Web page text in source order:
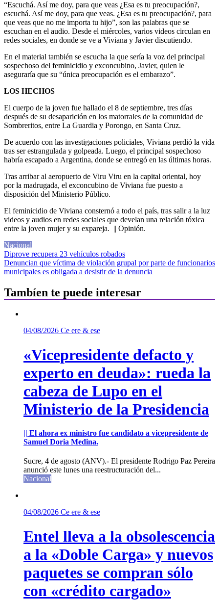
“Escuchá. Así me doy, para que veas ¿Esa es tu preocupación?,
escuchá. Así me doy, para que veas. ¿Esa es tu preocupación?, para
que veas que no me importa tu hijo”, son las palabras que se
escuchan en el audio. Desde el miércoles, varios videos circulan en
redes sociales, en donde se ve a Viviana y Javier discutiendo.
En el material también se escucha la que sería la voz del principal
sospechoso del feminicidio y exconcubino, Javier, quien le
aseguraría que su “única preocupación es el embarazo”.
LOS HECHOS
El cuerpo de la joven fue hallado el 8 de septiembre, tres días
después de su desaparición en los matorrales de la comunidad de
Sombreritos, entre La Guardia y Porongo, en Santa Cruz.
De acuerdo con las investigaciones policiales, Viviana perdió la vida
tras ser estrangulada y golpeada. Luego, el principal sospechoso
habría escapado a Argentina, donde se entregó en las últimas horas.
Tras arribar al aeropuerto de Viru Viru en la capital oriental, hoy
por la madrugada, el exconcubino de Viviana fue puesto a
disposición del Ministerio Público.
El feminicidio de Viviana consternó a todo el país, tras salir a la luz
videos y audios en redes sociales que develan una relación tóxica
entre la joven mujer y su expareja. || Opinión.
Nacional
Navegación
de
Diprove recupera 23 vehículos robados
Denuncian que víctima de violación grupal por parte de funcionarios
municipales es obligada a desistir de la denuncia
Tambíen te puede interesar
04/08/2026 Ce ere & ese
«Vicepresidente defacto y
experto en deuda»: rueda la
cabeza de Lupo en el
Ministerio de la Presidencia
|| El ahora ex ministro fue candidato a vicepresidente de
Samuel Doria Medina.
Sucre, 4 de agosto (ANV).- El presidente Rodrigo Paz Pereira
anunció este lunes una reestructuración del...
Nacional
04/08/2026 Ce ere & ese
Entel lleva a la obsolescencia
a la «Doble Carga» y nuevos
paquetes se compran sólo
con «crédito cargado»